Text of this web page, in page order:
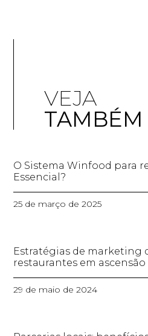
VEJA
TAMBÉM
O Sistema Winfood para
Essencial?
25 de março de 2025
Estratégias de marketing
restaurantes em ascensão
29 de maio de 2024